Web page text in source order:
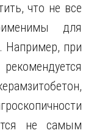
что не все
для
Например, при
не самым